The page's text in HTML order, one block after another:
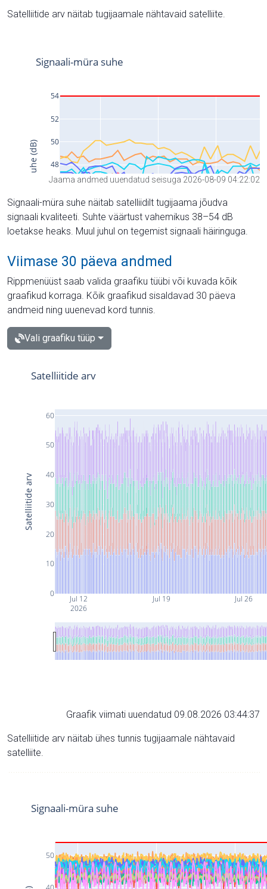
Satelliitide arv näitab tugijaamale nähtavaid satelliite.
Jaama andmed uuendatud seisuga 2026-08-09 04:22:02
Signaali-müra suhe näitab satelliidilt tugijaama jõudva
signaali kvaliteeti. Suhte väärtust vahemikus 38–54 dB
loetakse heaks. Muul juhul on tegemist signaali häiringuga.
Viimase 30 päeva andmed
Rippmenüüst saab valida graafiku tüübi või kuvada kõik
graafikud korraga. Kõik graafikud sisaldavad 30 päeva
andmeid ning uuenevad kord tunnis.
Vali graafiku tüüp
Jul 12
2026
Jul 19 Jul 26
0
10
20
30
40
50
60
Satelliitide arv
Satelliitide arv
Graafik viimati uuendatud 09.08.2026 03:44:37
Satelliitide arv näitab ühes tunnis tugijaamale nähtavaid
satelliite.
50
Signaali-müra suhe